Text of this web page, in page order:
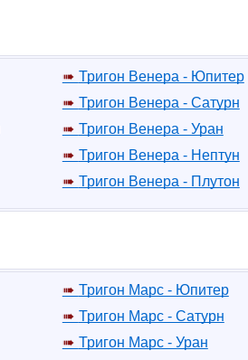
Тригон Венера - Юпитер
Тригон Венера - Сатурн
Тригон Венера - Уран
Тригон Венера - Нептун
Тригон Венера - Плутон
Тригон Марс - Юпитер
Тригон Марс - Сатурн
Тригон Марс - Уран